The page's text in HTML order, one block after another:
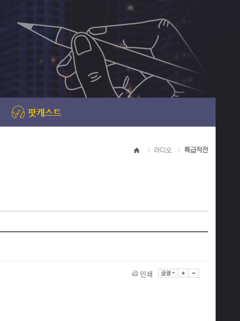
라디오 특급작전
인쇄